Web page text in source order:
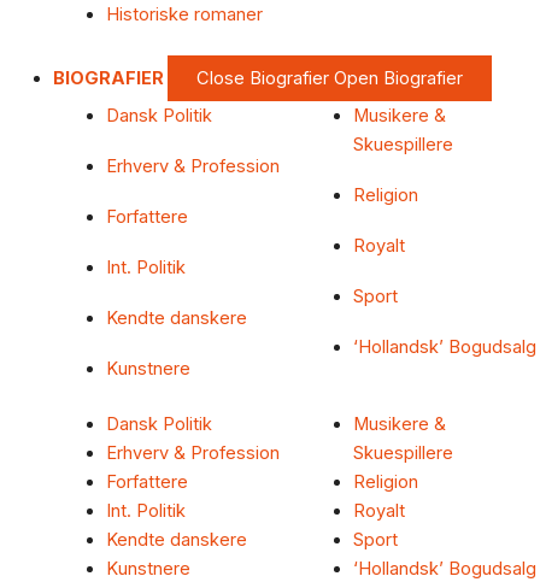
Historiske romaner
BIOGRAFIER Close Biografier Open Biografier
Dansk Politik
Erhverv & Profession
Forfattere
Int. Politik
Kendte danskere
Kunstnere
Musikere &
Skuespillere
Religion
Royalt
Sport
‘Hollandsk’ Bogudsalg
Dansk Politik
Erhverv & Profession
Forfattere
Int. Politik
Kendte danskere
Kunstnere
Musikere &
Skuespillere
Religion
Royalt
Sport
‘Hollandsk’ Bogudsalg